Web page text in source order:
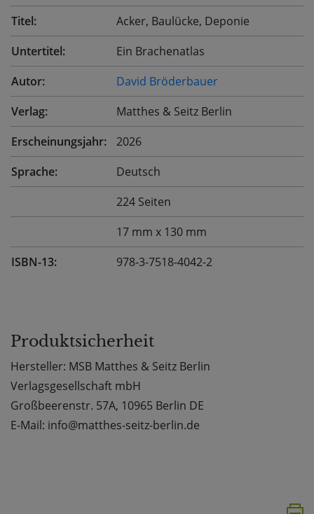
Titel:
Acker, Baulücke, Deponie
Untertitel:
Ein Brachenatlas
Autor:
David Bröderbauer
Verlag:
Matthes & Seitz Berlin
Erscheinungsjahr:
2026
Sprache:
Deutsch
224 Seiten
17 mm x 130 mm
ISBN-13:
978-3-7518-4042-2
Produktsicherheit
Hersteller: MSB Matthes & Seitz Berlin
Verlagsgesellschaft mbH
Großbeerenstr. 57A, 10965 Berlin DE
E-Mail: info@matthes-seitz-berlin.de